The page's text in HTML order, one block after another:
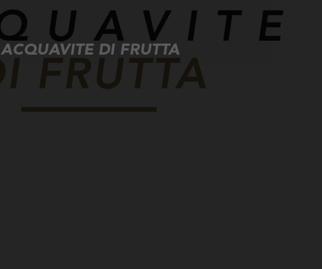
ACQUAVITE DI FRUTTA